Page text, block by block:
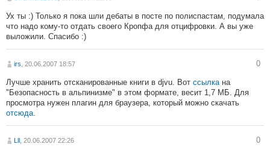
Ух ты :) Только я пока шли дебаты в посте по полиспастам, подумала
что надо кому-то отдать своего Кропфа для отцифровки. А вы уже
выложили. Спасибо :)
irs , 20.06.2007 18:57 0
Лучше хранить отсканированные книги в djvu. Вот ссылка на
"Безопасность в альпинизме" в этом формате, весит 1,7 МБ. Для
просмотра нужен плагин для браузера, который можно скачать
отсюда
Lll , 20.06.2007 22:26 0